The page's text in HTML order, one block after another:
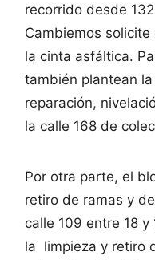
recorrido desde
Cambiemos
la cinta asfáltica.
también plantean
reparación,
la calle 168 de
Por otra parte, el
retiro de ramas y
calle 109 entre 18
la limpieza y retiro